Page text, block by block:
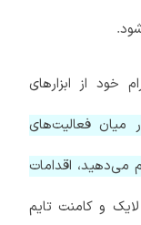
خود از ابزارهای
میان فعالیت‌های
می‌دهید، اقدامات
و کامنت تایم